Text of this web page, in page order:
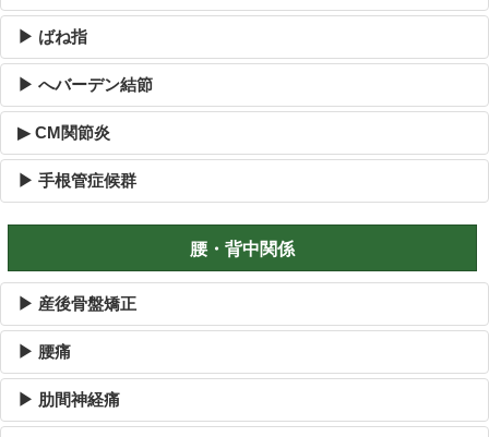
▶ ばね指
▶ へバーデン結節
▶ CM関節炎
▶ 手根管症候群
腰・背中関係
▶ 産後骨盤矯正
▶ 腰痛
▶ 肋間神経痛